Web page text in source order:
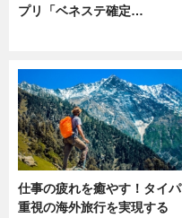
プリ「ベネステ確定…
仕事の疲れを癒やす！タイパ
重視の海外旅行を実現する